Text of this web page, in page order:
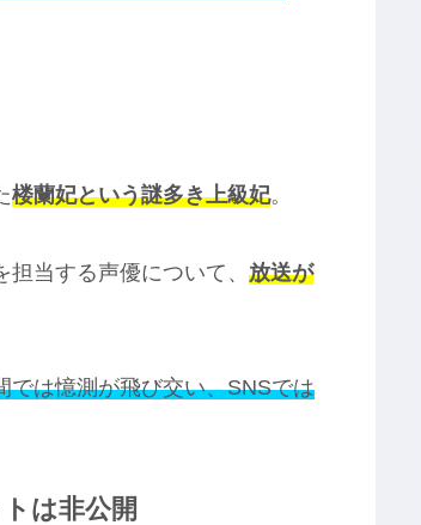
楼蘭妃という謎多き上級妃。
当する声優について、 放送が
では憶測が飛び交い、SNSでは
は非公開